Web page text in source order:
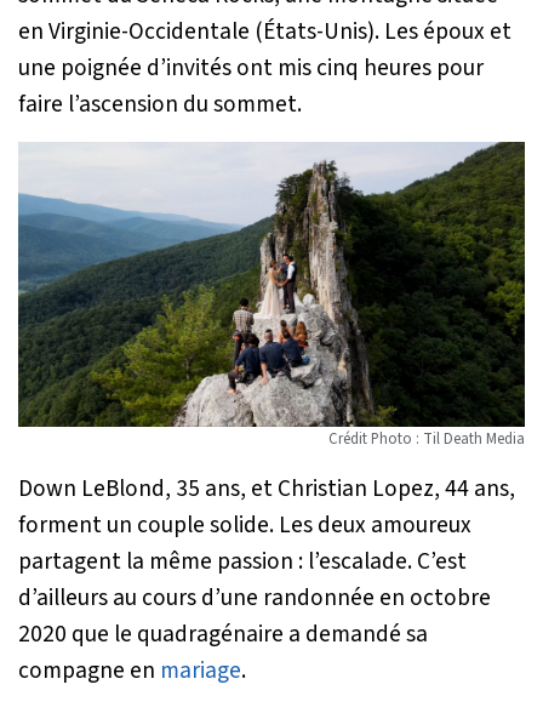
en Virginie-Occidentale (États-Unis). Les époux et
une poignée d’invités ont mis cinq heures pour
faire l’ascension du sommet.
Crédit Photo : Til Death Media
Down LeBlond, 35 ans, et Christian Lopez, 44 ans,
forment un couple solide. Les deux amoureux
partagent la même passion : l’escalade. C’est
d’ailleurs au cours d’une randonnée en octobre
2020 que le quadragénaire a demandé sa
compagne en mariage.